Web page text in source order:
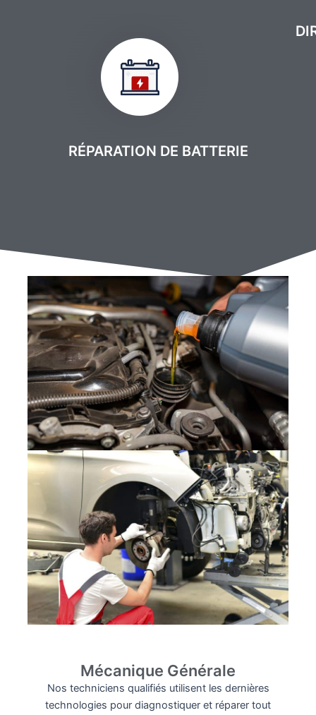
RÉPARATION DE BATTERIE
Mécanique Générale
Nos techniciens qualifiés utilisent les dernières
technologies pour diagnostiquer et réparer tout